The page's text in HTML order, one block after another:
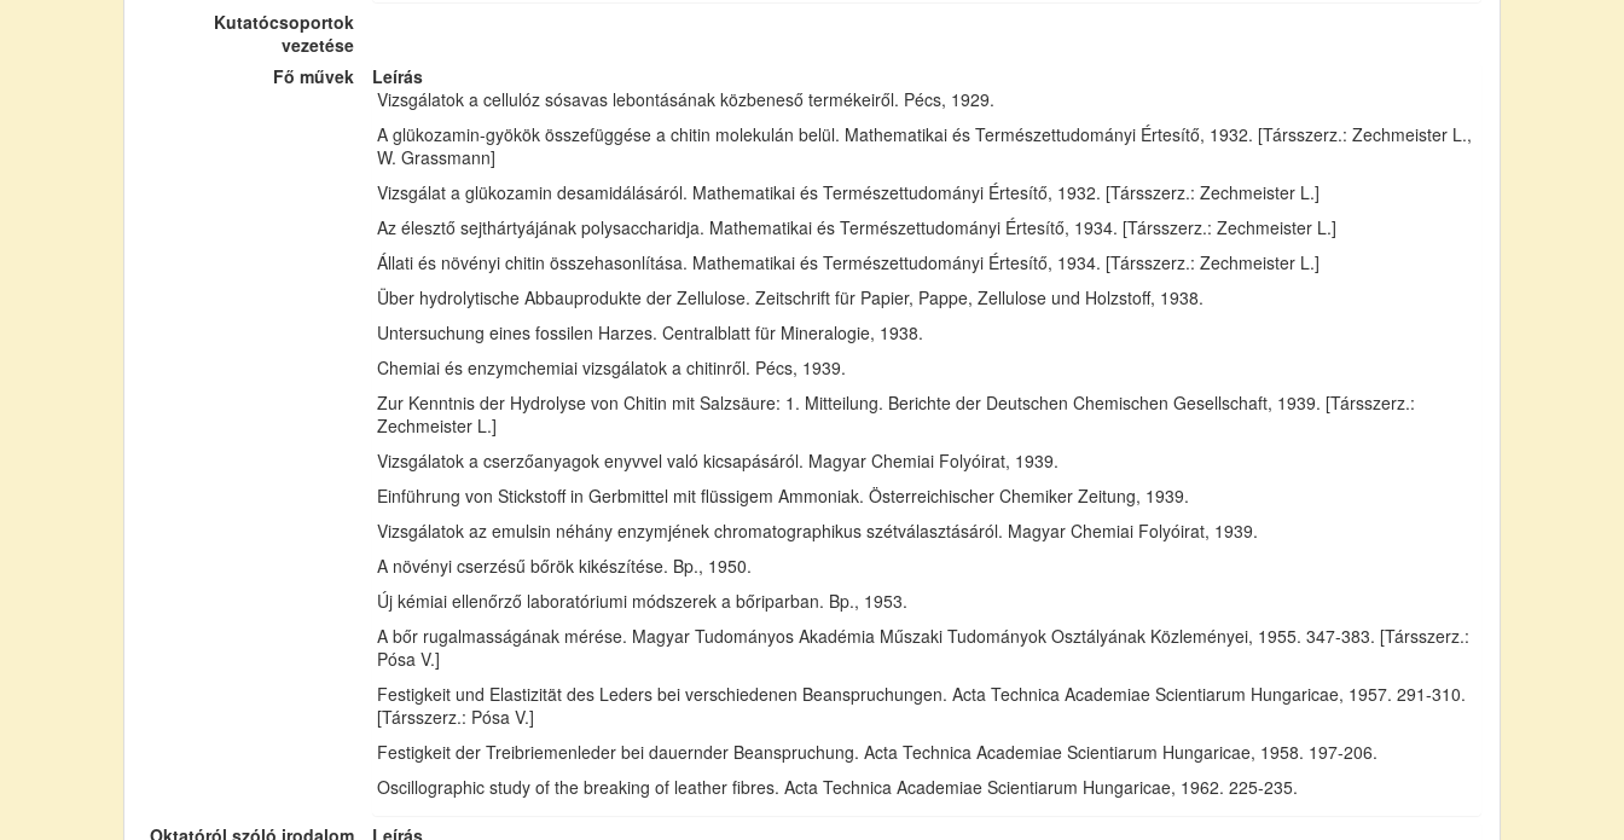
Kutatócsoportok
vezetése
Fő művek
Leírás
Vizsgálatok a cellulóz sósavas lebontásának közbeneső termékeiről. Pécs, 1929.
A glükozamin-gyökök összefüggése a chitin molekulán belül. Mathematikai és Természettudományi Értesítő, 1932. [Társszerz.: Zechmeister L.,
W. Grassmann]
Vizsgálat a glükozamin desamidálásáról. Mathematikai és Természettudományi Értesítő, 1932. [Társszerz.: Zechmeister L.]
Az élesztő sejthártyájának polysaccharidja. Mathematikai és Természettudományi Értesítő, 1934. [Társszerz.: Zechmeister L.]
Állati és növényi chitin összehasonlítása. Mathematikai és Természettudományi Értesítő, 1934. [Társszerz.: Zechmeister L.]
Über hydrolytische Abbauprodukte der Zellulose. Zeitschrift für Papier, Pappe, Zellulose und Holzstoff, 1938.
Untersuchung eines fossilen Harzes. Centralblatt für Mineralogie, 1938.
Chemiai és enzymchemiai vizsgálatok a chitinről. Pécs, 1939.
Zur Kenntnis der Hydrolyse von Chitin mit Salzsäure: 1. Mitteilung. Berichte der Deutschen Chemischen Gesellschaft, 1939. [Társszerz.:
Zechmeister L.]
Vizsgálatok a cserzőanyagok enyvvel való kicsapásáról. Magyar Chemiai Folyóirat, 1939.
Einführung von Stickstoff in Gerbmittel mit flüssigem Ammoniak. Österreichischer Chemiker Zeitung, 1939.
Vizsgálatok az emulsin néhány enzymjének chromatographikus szétválasztásáról. Magyar Chemiai Folyóirat, 1939.
A növényi cserzésű bőrök kikészítése. Bp., 1950.
Új kémiai ellenőrző laboratóriumi módszerek a bőriparban. Bp., 1953.
A bőr rugalmasságának mérése. Magyar Tudományos Akadémia Műszaki Tudományok Osztályának Közleményei, 1955. 347-383. [Társszerz.:
Pósa V.]
Festigkeit und Elastizität des Leders bei verschiedenen Beanspruchungen. Acta Technica Academiae Scientiarum Hungaricae, 1957. 291-310.
[Társszerz.: Pósa V.]
Festigkeit der Treibriemenleder bei dauernder Beanspruchung. Acta Technica Academiae Scientiarum Hungaricae, 1958. 197-206.
Oscillographic study of the breaking of leather fibres. Acta Technica Academiae Scientiarum Hungaricae, 1962. 225-235.